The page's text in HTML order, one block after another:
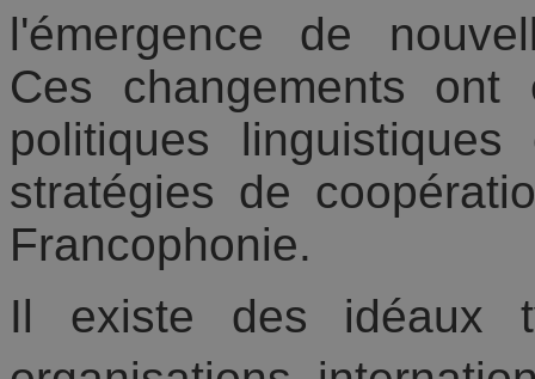
l'émergence de
Ces changements
politiques
stratégies de
Francophonie.
Il existe des idéaux